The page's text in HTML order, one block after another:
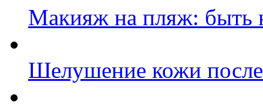
Макияж на пляж: быть
Шелушение кожи после